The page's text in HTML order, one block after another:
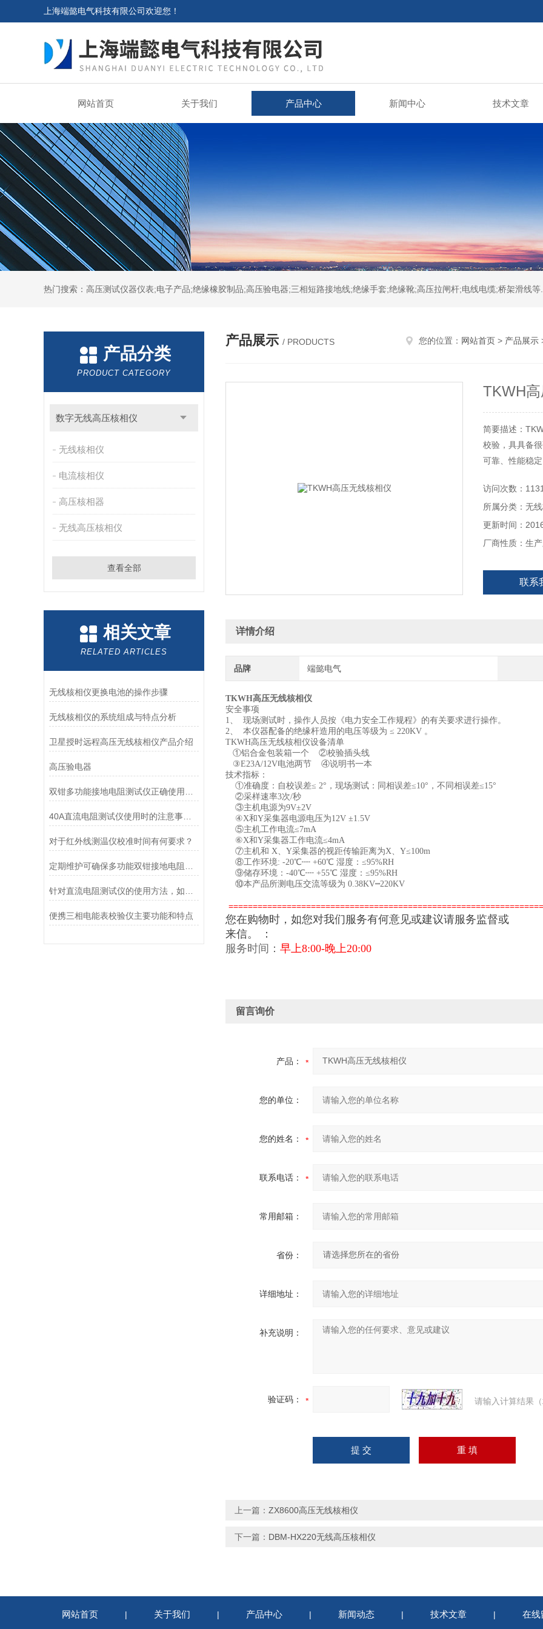
上海端懿电气科技有限公司欢迎您！
网站首页 关于我们 产品中心 新闻中心 技术文章
热门搜索：高压测试仪器仪表;电子产品;绝缘橡胶制品;高压验电器;三相短路接地线;绝缘手套;绝缘靴;高压拉闸杆;电线电缆;桥架滑线等.
产品分类
PRODUCT CATEGORY
数字无线高压核相仪
无线核相仪
电流核相仪
高压核相器
无线高压核相仪
查看全部
相关文章
RELATED ARTICLES
无线核相仪更换电池的操作步骤
无线核相仪的系统组成与特点分析
卫星授时远程高压无线核相仪产品介绍
高压验电器
40A直流电阻测试仪使用时的注意事项有哪些呢？
对于红外线测温仪校准时间有何要求？
便携三相电能表校验仪主要功能和特点
产品展示 / PRODUCTS 您的位置： 网站首页 > 产品展示
TKWH
简要描述：
校验，具具备
可靠、性能稳
访问次数：1131
所属分类：无
更新时间：
厂商性质：生
联系
详情介绍
品牌 端懿电气
TKWH高压无线核相仪
安全事项
1、 现场测试时，操作人员按《电力安全工作规程》的有关要求进行操作。
2、 本仪器配备的绝缘杆造用的电压等级为 ≤ 220KV 。
TKWH高压无线核相仪设备清单
①铝合金包装箱一个 ②校验插头线
③E23A/12V电池两节 ④说明书一本
技术指标：
①准确度：自校误差≤ 2°，现场测试：同相误差≤10°，不同相误差≤15°
②采样速率3次/秒
③主机电源为9V±2V
④X和Y采集器电源电压为12V ±1.5V
⑤主机工作电流≤7mA
⑥X和Y采集器工作电流≤4mA
⑦主机和 X、Y采集器的视距传输距离为X、Y≤100m
⑧工作环境: -20℃┉ +60℃ 湿度：≤95%RH
⑨储存环境：-40℃┉ +55℃ 湿度：≤95%RH
⑩本产品所测电压交流等级为 0.38KV┉220KV
您在购物时，如您对我们服务有何意见或建议请服务监督或
来信。
：
服务时间： 早上8:00-晚上20:00
留言询价
产品：
您的单位：
您的姓名：
联系电话：
常用邮箱：
省份：
详细地址：
补充说明：
验证码： 请输入计算结果
上一篇： ZX8600高压无线核相仪
下一篇： DBM-HX220无线高压核相仪
网站首页 | 关于我们 | 产品中心 | 新闻动态 | 技术文章 | 在线